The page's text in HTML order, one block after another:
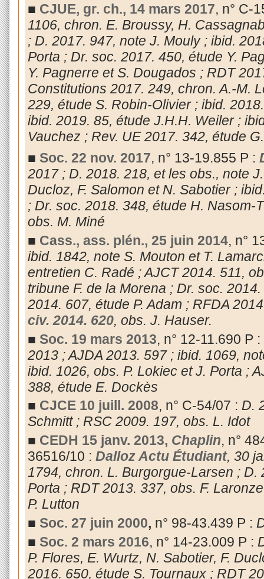
■ CJUE, gr. ch., 14 mars 2017, n° C-
1106, chron. E. Broussy, H.
; D. 2017. 947, note J. Mouly ; ibid.
Porta ; Dr. soc. 2017. 450, étude Y.
Y. Pagnerre et S. Dougados ; RDT
Constitutions 2017. 249, chron. A.-M.
229, étude S. Robin-Olivier ; ibid.
ibid. 2019. 85, étude J.H.H. Weiler ;
Vauchez ; Rev. UE 2017. 342, étude
■ Soc. 22 nov. 2017, n° 13-19.855 P :
2017 ; D. 2018. 218, et les obs., note
Ducloz, F. Salomon et N. Sabotier ;
; Dr. soc. 2018. 348, étude H. Nasom-
obs. M. Miné
■ Cass., ass. plén., 25 juin 2014, n°
ibid. 1842, note S. Mouton et T.
entretien C. Radé ; AJCT 2014. 511,
tribune F. de la Morena ; Dr. soc.
2014. 607, étude P. Adam ; RFDA
civ. 2014. 620, obs. J. Hauser.
■ Soc. 19 mars 2013, n° 12-11.690 P :
2013 ; AJDA 2013. 597 ; ibid. 1069,
ibid. 1026, obs. P. Lokiec et J. Porta ;
388, étude E. Dockès
■ CJCE 10 juill. 2008, n° C-54/07 : D.
Schmitt ; RSC 2009. 197, obs. L. Idot
■ CEDH 15 janv. 2013, Chaplin, n°
36516/10 : Dalloz Actu Étudiant, 30
1794, chron. L. Burgorgue-Larsen ; D.
Porta ; RDT 2013. 337, obs. F.
P. Lutton
■ Soc. 27 juin 2000, n° 98-43.439 P :
■ Soc. 2 mars 2016, n° 14-23.009 P :
P. Flores, E. Wurtz, N. Sabotier, F.
2016. 650, étude S. Tournaux ; RDT